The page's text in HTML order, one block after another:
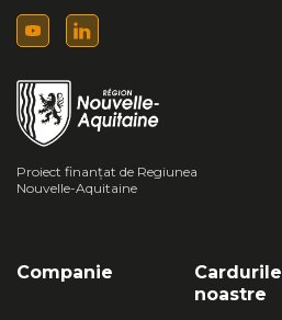
Proiect finanțat de Regiunea
Nouvelle-Aquitaine
Companie
Cardurile
noastre